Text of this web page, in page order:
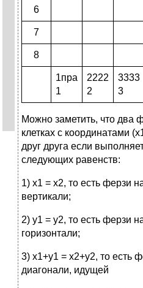
6
7
8
1пра
1
2222
2
3333
3
Можно заметить, что два
клетках с координатами
друг друга если
следующих равенств:
1) x1 = x2, то есть ферзи
вертикали;
2) y1 = y2, то есть ферзи
горизонтали;
3) x1+y1 = x2+y2, то есть
диагонали, идущей